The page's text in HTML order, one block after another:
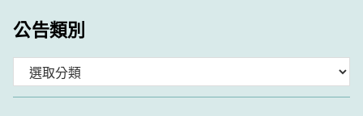
公告類別
類